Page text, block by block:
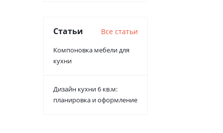
Статьи Все статьи
Компоновка мебели для
кухни
Дизайн кухни 6 кв.м:
планировка и оформление